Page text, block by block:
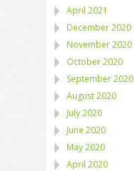
April 2021
December 2020
November 2020
October 2020
September 2020
August 2020
July 2020
June 2020
May 2020
April 2020